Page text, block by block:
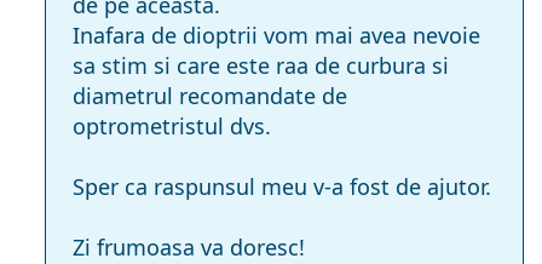
Inafara de dioptrii vom mai avea nevoie
sa stim si care este raa de curbura si
diametrul recomandate de
optrometristul dvs.
Sper ca raspunsul meu v-a fost de ajutor.
Zi frumoasa va doresc!